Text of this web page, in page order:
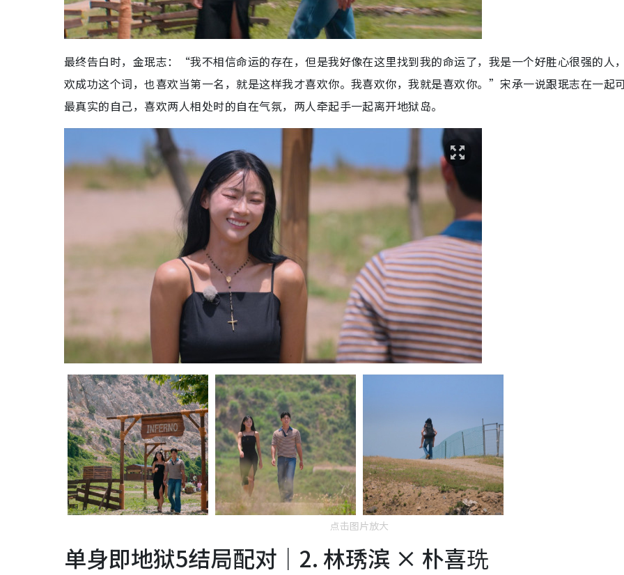
最终告白时，金珉志：“我不相信命运的存在，但是我好像在这里找到我的命运了，我是一个好胜心很强的人
欢成功这个词，也喜欢当第一名，就是这样我才喜欢你。我喜欢你，我就是喜欢你。”宋承一说跟珉志在一起
最真实的自己，喜欢两人相处时的自在气氛，两人牵起手一起离开地狱岛。
点击图片放大
单身即地狱5结局配对｜2. 林琇滨 × 朴喜珗